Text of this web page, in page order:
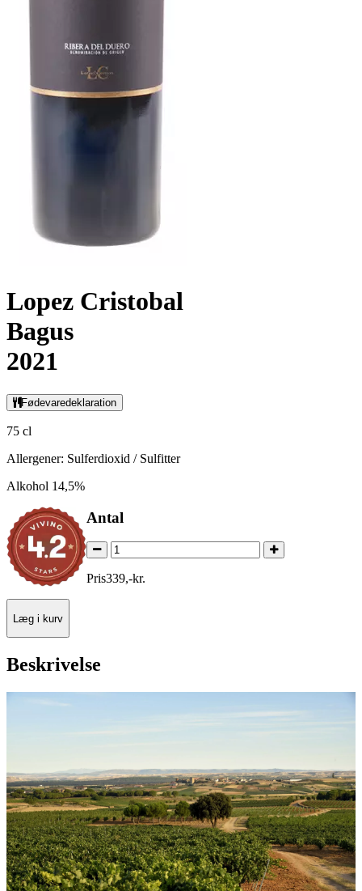
Lopez Cristobal
Bagus
2021
Fødevaredeklaration
75 cl
Allergener: Sulferdioxid / Sulfitter
Alkohol 14,5%
Antal
Pris339,-kr.
Læg i kurv
Beskrivelse